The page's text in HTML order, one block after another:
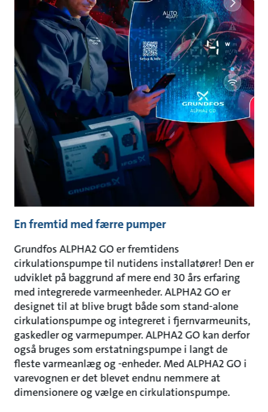
En fremtid med færre pumper
Grundfos ALPHA2 GO er fremtidens
cirkulationspumpe til nutidens installatører! Den er
udviklet på baggrund af mere end 30 års erfaring
med integrerede varmeenheder. ALPHA2 GO er
designet til at blive brugt både som stand-alone
cirkulationspumpe og integreret i fjernvarmeunits,
gaskedler og varmepumper. ALPHA2 GO kan derfor
også bruges som erstatningspumpe i langt de
fleste varmeanlæg og -enheder. Med ALPHA2 GO i
varevognen er det blevet endnu nemmere at
dimensionere og vælge en cirkulationspumpe.